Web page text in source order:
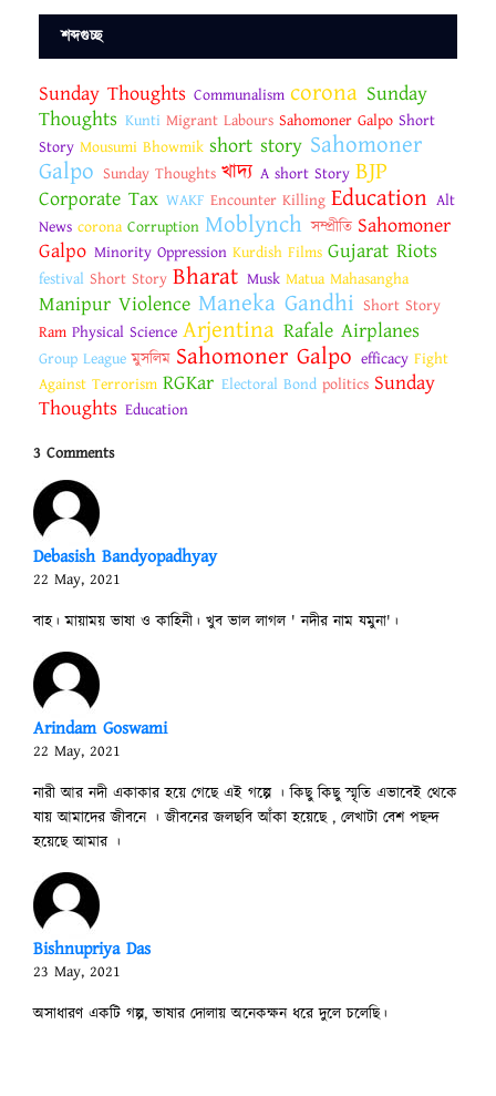
শব্দগুচ্ছ
Sunday Thoughts Communalism corona Sunday
Thoughts Kunti Migrant Labours Sahomoner Galpo Short
Story Mousumi Bhowmik short story Sahomoner
Galpo Sunday Thoughts খাদ্য A short Story BJP
Corporate Tax WAKF Encounter Killing Education Alt
News corona Corruption Moblynch সম্প্রীতি Sahomoner
Galpo Minority Oppression Kurdish Films Gujarat Riots
festival Short Story Bharat Musk Matua Mahasangha
Manipur Violence Maneka Gandhi Short Story
Ram Physical Science Arjentina Rafale Airplanes
Group League মুসলিম Sahomoner Galpo efficacy Fight
Against Terrorism RGKar Electoral Bond politics Sunday
Thoughts Education
3 Comments
Debasish Bandyopadhyay
22 May, 2021
বাহ। মায়াময় ভাষা ও কাহিনী। খুব ভাল লাগল ' নদীর নাম যমুনা'।
Arindam Goswami
22 May, 2021
নারী আর নদী একাকার হয়ে গেছে এই গল্পে । কিছু কিছু স্মৃতি এভাবেই থেকে
যায় আমাদের জীবনে । জীবনের জলছবি আঁকা হয়েছে , লেখাটা বেশ পছন্দ
হয়েছে আমার ।
Bishnupriya Das
23 May, 2021
অসাধারণ একটি গল্প, ভাষার দোলায় অনেকক্ষন ধরে দুলে চলেছি।